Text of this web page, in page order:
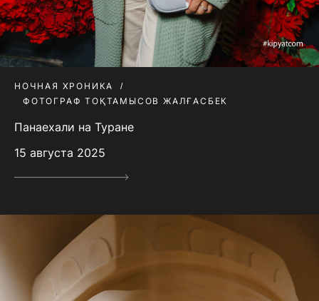
НОЧНАЯ ХРОНИКА
ФОТОГРАФ ТОҚТАМЫСОВ ЖАЛҒАСБЕК
Панаехали на Туране
15 августа 2025